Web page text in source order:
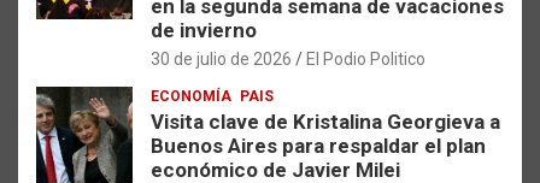
en la segunda semana de vacaciones
de invierno
30 de julio de 2026 El Podio Politico
ECONOMÍA PAIS
Visita clave de Kristalina Georgieva a
Buenos Aires para respaldar el plan
económico de Javier Milei